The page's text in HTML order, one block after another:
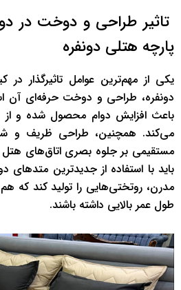
تاثیر طراحی و دوخت در
پارچه هتلی دونفره
یکی از مهم‌ترین عوامل تاثیرگذار
دونفره، طراحی و دوخت حرفه‌ای
باعث افزایش دوام محصول شده و
می‌کند. همچنین، طراحی ظریف و
مستقیمی بر جلوه بصری اتاق‌های هتل
باید با استفاده از جدیدترین
مدرن، روتختی‌هایی را تولید ‌کند که
طول عمر بالایی داشته باشند.